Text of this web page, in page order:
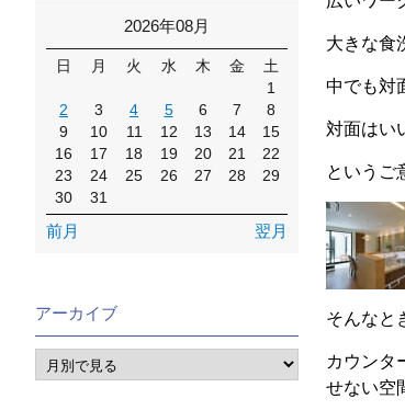
大きな食
中でも対
対面はい
というご
そんなと
カウンタ
せない空
2026年08月
日 月 火 水 木 金
土
1
2
3 4 5 6 7
8
9
10 11 12 13 14
15
16
17 18 19 20 21
22
23
24 25 26 27 28
29
30
31
前月 翌月
アーカイブ